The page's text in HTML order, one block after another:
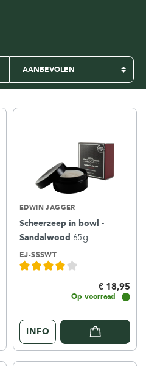
EDWIN JAGGER
Scheerzeep in bowl -
Sandalwood 65g
EJ-SSSWT
€ 18,95
Op voorraad
INFO